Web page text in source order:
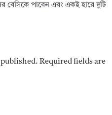
বেসিকে পাবেন এবং একই হারে দুটি
Required fields are